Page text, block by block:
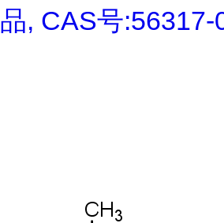
品, CAS号:56317-